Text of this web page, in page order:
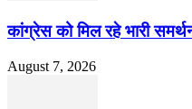
कांग्रेस को मिल रहे भारी
August 7, 2026